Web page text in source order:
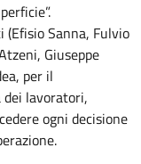
Sanna, Fulvio
Giuseppe
per il
lavoratori,
ogni decisione